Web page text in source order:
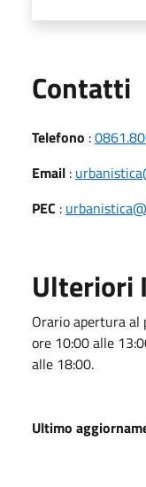
Contatti
Telefono :
Email :
PEC :
Ulteriori
Orario apertura al
ore 10:00 alle
alle 18:00.
Ultimo